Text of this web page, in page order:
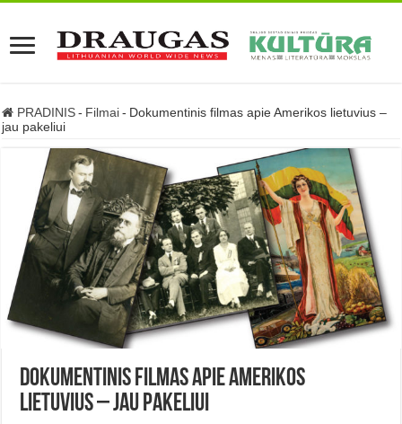
PRADINIS - Filmai - Dokumentinis filmas apie Amerikos lietuvius –
jau pakeliui
Dokumentinis filmas apie Amerikos
lietuvius – jau pakeliui